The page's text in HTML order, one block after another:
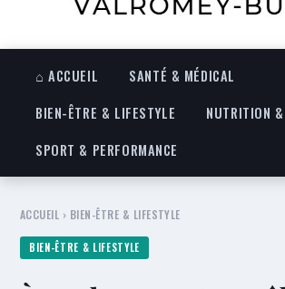
⌂ ACCUEIL
SANTÉ & MÉDICAL
BIEN-ÊTRE & LIFESTYLE
NUTRITION
SPORT & PERFORMANCE
ACCUEIL › BIEN-ÊTRE & LIFESTYLE
BIEN-ÊTRE & LIFESTYLE